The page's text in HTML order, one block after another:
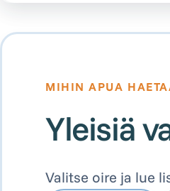
MIHIN APUA
Yleisiä
Valitse oire ja lue